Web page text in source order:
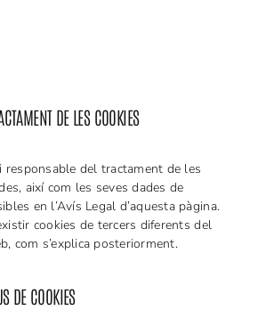
DE LES COOKIES
del tractament de les
així com les seves dades de
en l’Avís Legal d’aquesta pàgina.
cookies de tercers diferents del
com s’explica posteriorment.
DE COOKIES